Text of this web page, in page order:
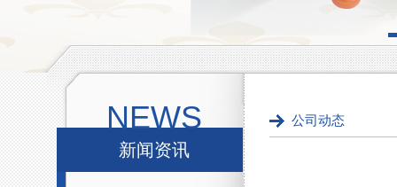
NEWS
新闻资讯
公司动态